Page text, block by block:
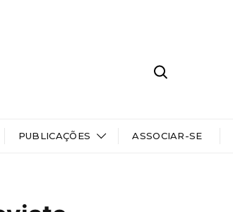
PUBLICAÇÕES ASSOCIAR-SE